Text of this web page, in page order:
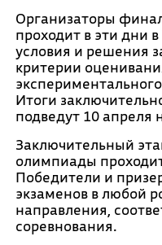
Организаторы
проходит в эти дни
условия и решения
критерии
Итоги
подведут 10 апреля
Заключительный
олимпиады
Победители и
экзаменов в любой
направления,
соревнования.